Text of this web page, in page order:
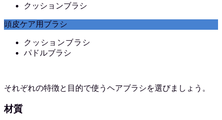
クッションブラシ
頭皮ケア用ブラシ
クッションブラシ
パドルブラシ
それぞれの特徴と目的で使うヘアブラシを選びましょう。
材質